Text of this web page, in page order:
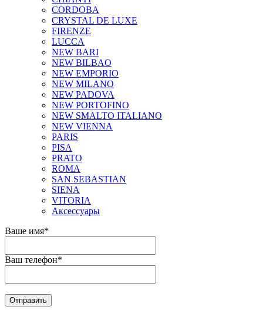
CORDOBA
CRYSTAL DE LUXE
FIRENZE
LUCCA
NEW BARI
NEW BILBAO
NEW EMPORIO
NEW MILANO
NEW PADOVA
NEW PORTOFINO
NEW SMALTO ITALIANO
NEW VIENNA
PARIS
PISA
PRATO
ROMA
SAN SEBASTIAN
SIENA
VITORIA
Аксессуары
Ваше имя*
Ваш телефон*